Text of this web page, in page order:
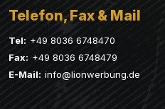
Telefon, Fax & Mail
Tel: +49 8036 6748470
Fax: +49 8036 6748479
E-Mail: info@lionwerbung.de